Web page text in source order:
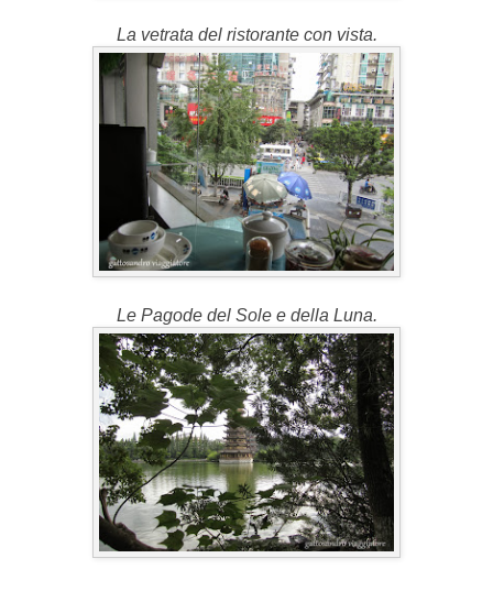
La vetrata del ristorante con vista.
Le Pagode del Sole e della Luna.